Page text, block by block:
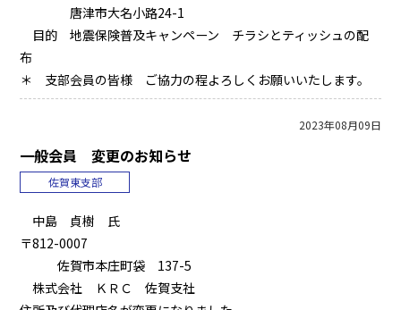
唐津市大名小路24-1
目的 地震保険普及キャンペーン チラシとティッシュの配
布
＊ 支部会員の皆様 ご協力の程よろしくお願いいたします。
2023年08月09日
一般会員 変更のお知らせ
佐賀東支部
中島 貞樹 氏
〒812-0007
佐賀市本庄町袋 137-5
株式会社 ＫＲＣ 佐賀支社